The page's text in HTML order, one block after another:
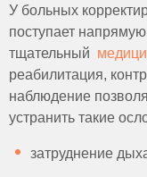
У больных
поступает
тщательный
реабилитация,
наблюдение
устранить такие
затруднение